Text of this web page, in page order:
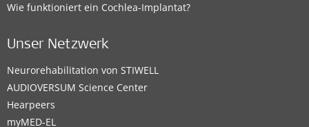
Wie funktioniert ein Cochlea-Implantat?
Unser Netzwerk
Neurorehabilitation von STIWELL
AUDIOVERSUM Science Center
Hearpeers
myMED‑EL